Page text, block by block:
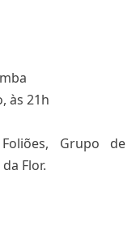
às 21h
Grupo de
Flor.